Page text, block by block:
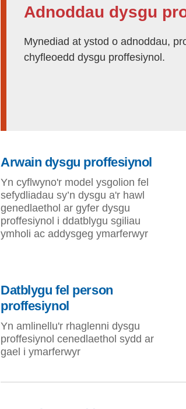
Adnoddau dysgu
Mynediad at ystod o adnoddau,
chyfleoedd dysgu proffesiynol.
Arwain dysgu proffesiynol
Yn cyflwyno'r model ysgolion fel
sefydliadau sy’n dysgu a'r hawl
genedlaethol ar gyfer dysgu
proffesiynol i ddatblygu sgiliau
ymholi ac addysgeg ymarferwyr
Datblygu fel person
proffesiynol
Yn amlinellu'r rhaglenni dysgu
proffesiynol cenedlaethol sydd ar
gael i ymarferwyr